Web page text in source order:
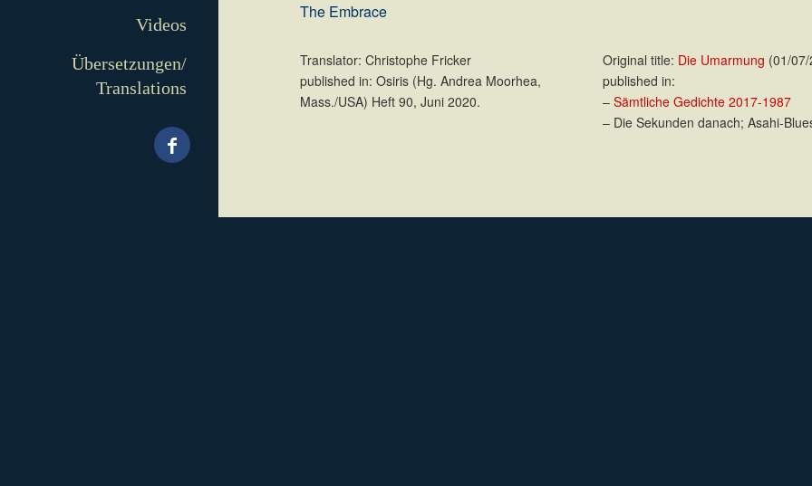
Videos
Übersetzungen/
Translations
The Embrace
Translator: Christophe Fricker
published in: Osiris (Hg. Andrea Moorhea,
Mass./USA) Heft 90, Juni 2020.
Original title: Die Umarmung (01/
published in:
– Sämtliche Gedichte 2017-1987
– Die Sekunden danach; Asahi-